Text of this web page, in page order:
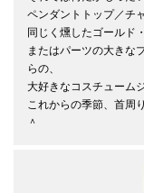
ペンダントトップ／チ
同じく燻したゴールド
またはパーツの大きな
らの、
大好きなコスチューム
これからの季節、首周
＾